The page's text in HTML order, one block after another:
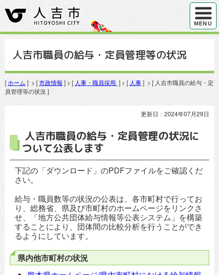
ハンバ
MENU
人吉市職員の給与・定員管理等の状況
[ ホーム ] > [市政情報 ] > [ 人事・職員採用 ] > [ 人事] > [ 人吉市職員の給与・定
員管理等の状況 ]
更新日：2024年07月29日
人吉市職員の給与・定員管理の状況に
ついて公表します
下記の「ダウンロード」のPDFファイルをご確認くだ
さい。
給与・職員数等の状況の公表は、各市町村で行ってお
り、総務省、県及び市町村のホームページをリンクさ
せ、「地方公共団体給与情報等公表システム」を構築
することにより、団体間の比較分析を行うことができ
るようにしています。
県内他市町村の状況